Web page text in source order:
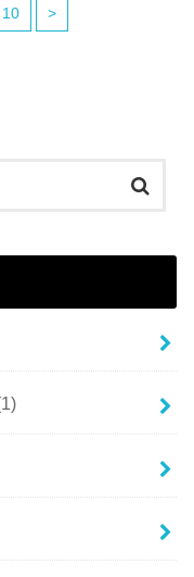
10 >